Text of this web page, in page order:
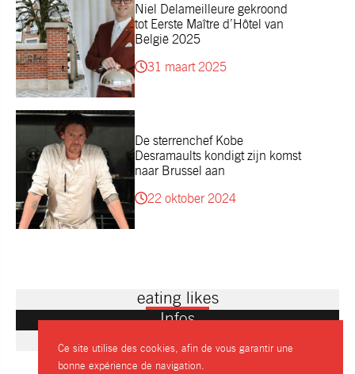
Niel Delameilleure gekroond
tot Eerste Maître d’Hôtel van
België 2025
31 maart 2025
De sterrenchef Kobe
Desramaults kondigt zijn komst
naar Brussel aan
22 oktober 2024
eating likes
Infos
Ce site utilise des cookies, afin de vous garantir une
bonne expérience de navigation.